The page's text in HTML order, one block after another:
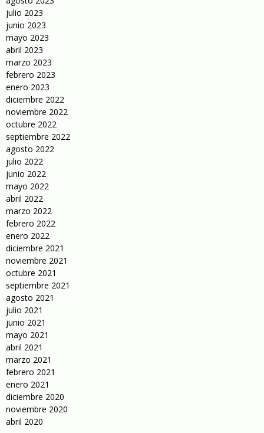
julio 2023
junio 2023
mayo 2023
abril 2023
marzo 2023
febrero 2023
enero 2023
diciembre 2022
noviembre 2022
octubre 2022
septiembre 2022
agosto 2022
julio 2022
junio 2022
mayo 2022
abril 2022
marzo 2022
febrero 2022
enero 2022
diciembre 2021
noviembre 2021
octubre 2021
septiembre 2021
agosto 2021
julio 2021
junio 2021
mayo 2021
abril 2021
marzo 2021
febrero 2021
enero 2021
diciembre 2020
noviembre 2020
abril 2020